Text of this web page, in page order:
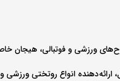
ورزشی و فوتبالی، هیجان
ارائه‌دهنده انواع روتختی